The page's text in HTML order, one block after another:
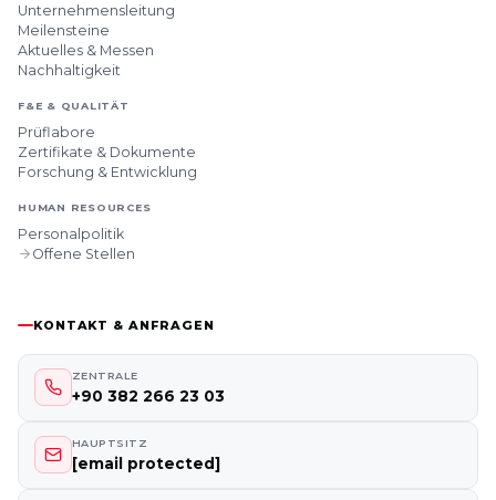
Unternehmensleitung
Meilensteine
Aktuelles & Messen
Nachhaltigkeit
F&E & QUALITÄT
Prüflabore
Zertifikate & Dokumente
Forschung & Entwicklung
HUMAN RESOURCES
Personalpolitik
Offene Stellen
KONTAKT & ANFRAGEN
ZENTRALE
+90 382 266 23 03
HAUPTSITZ
[email protected]